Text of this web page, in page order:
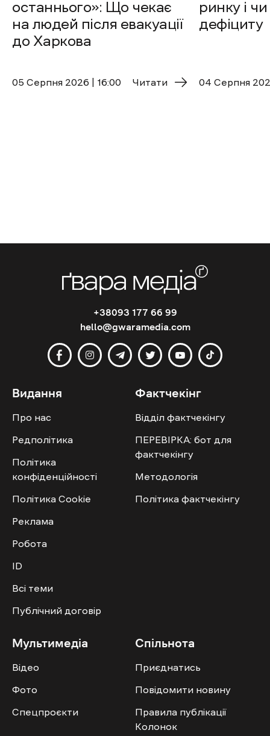
останнього»: Що чекає
на людей після евакуації
до Харкова
05 Cерпня 2026 | 16:00 Читати
ринку і
дефіциту
04 Cерпня
+38093 177 66 99
hello@gwaramedia.com
Видання
Про нас
Редполітика
Політика
конфіденційності
Політика Cookie
Реклама
Робота
ID
Всі теми
Публічний договір
Фактчекінг
Відділ фактчекінгу
ПЕРЕВІРКА: бот для
фактчекінгу
Методологія
Політика фактчекінгу
Мультимедіа
Відео
Фото
Спецпроєкти
Спільнота
Приєднатись
Повідомити новину
Правила публікації
Колонок